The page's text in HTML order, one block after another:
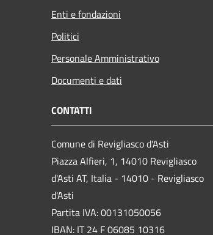
Enti e fondazioni
Politici
Personale Amministrativo
Documenti e dati
CONTATTI
Comune di Revigliasco d'Asti
Piazza Alfieri, 1, 14010 Revigliasco
d'Asti AT, Italia - 14010 - Revigliasco
d'Asti
Partita IVA: 00131050056
IBAN: IT 24 F 06085 10316